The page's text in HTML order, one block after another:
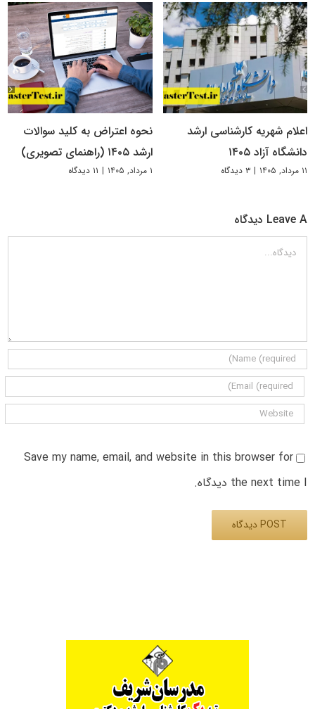
اعلام شهریه کارشناسی ارشد
دانشگاه آزاد ۱۴۰۵
۱۱ مرداد, ۱۴۰۵ | ۳ دیدگاه
نحوه اعتراض به کلید سوالات
ارشد ۱۴۰۵ (راهنمای تصویری)
۱ مرداد, ۱۴۰۵ | ۱۱ دیدگاه
Leave A دیدگاه
دیدگاه
Save my name, email, and website in this browser for
the next time I دیدگاه.